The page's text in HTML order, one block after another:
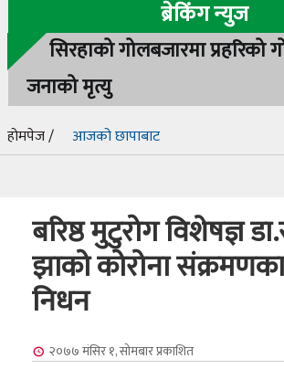
ब्रेकिंग न्युज
सिरहाको गोलबजारमा प्रहरिको
जनाको मृत्यु
होमपेज / आजको छापाबाट
बरिष्ठ मुटुरोग विशेषज्ञ
झाको कोरोना
निधन
२०७७ मंसिर १, सोमबारप्रकाशित